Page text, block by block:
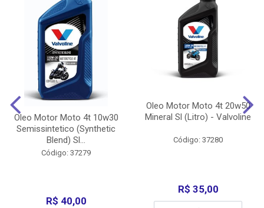
Oleo Motor Moto 4t 10w30
Semissintetico (Synthetic
Blend) Sl...
Código: 37279
R$ 40,00
Oleo Motor Moto 4t 20w50
Mineral Sl (Litro) - Valvoline
Código: 37280
R$ 35,00